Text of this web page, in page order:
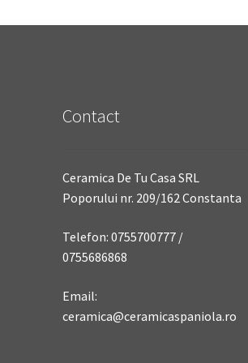
Contact
Ceramica De Tu Casa SRL
Poporului nr. 209/162 Constanta
Telefon: 0755700777 /
0755686868
Email:
ceramica@ceramicaspaniola.ro